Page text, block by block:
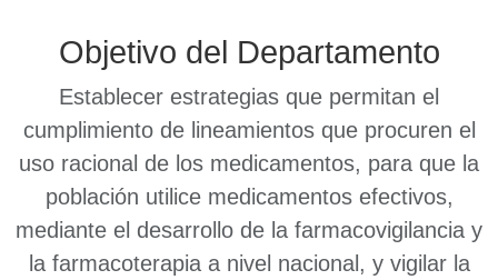
Objetivo del Departamento
Establecer estrategias que permitan el
cumplimiento de lineamientos que procuren el
uso racional de los medicamentos, para que la
población utilice medicamentos efectivos,
mediante el desarrollo de la farmacovigilancia y
la farmacoterapia a nivel nacional, y vigilar la